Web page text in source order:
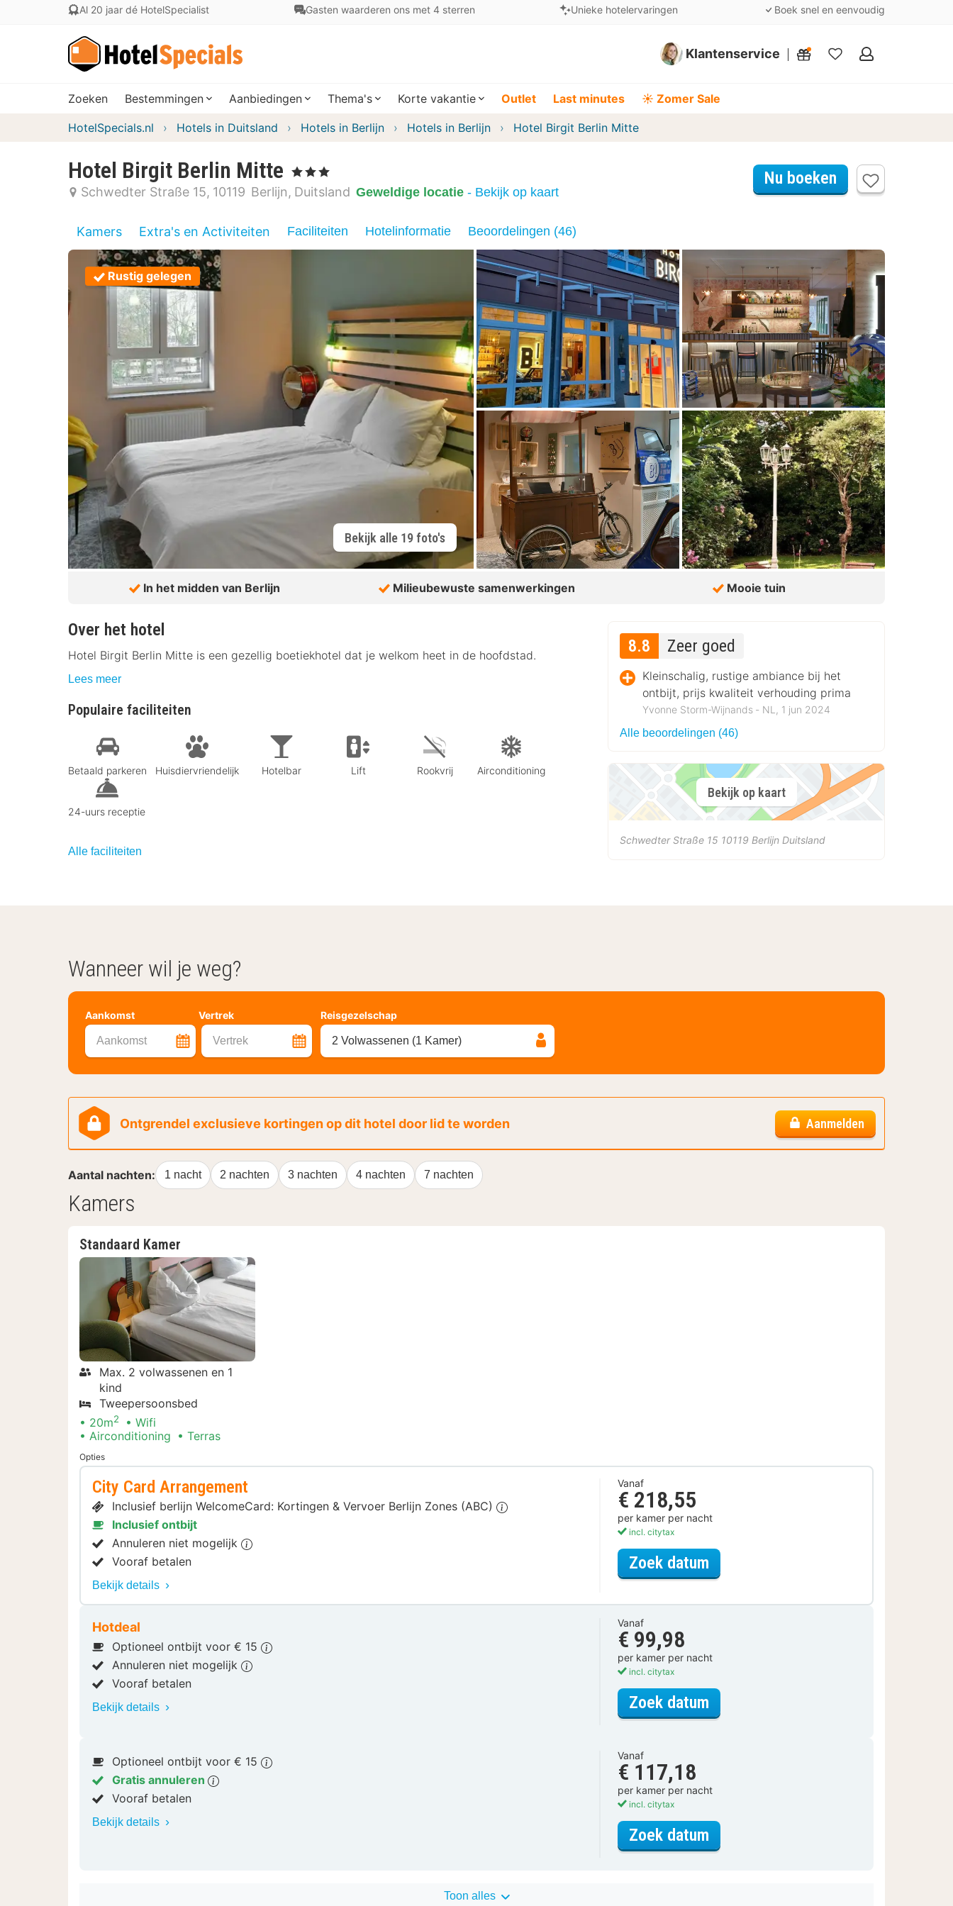
Al 20 jaar dé HotelSpecialist Gasten waarderen ons met 4 sterren Unieke hotelervaringen Boek snel en eenvoudig
Klantenservice
Mijn
Zoeken Bestemmingen Aanbiedingen Thema's Korte vakantie Outlet Last minutes ☀️ Zomer Sale
HotelSpecials.nl Hotels in Duitsland Hotels in Berlijn Hotels in Berlijn Hotel Birgit Berlin Mitte
Hotel Birgit Berlin Mitte , 3 Sterren
Schwedter Straße 15 10119 Berlijn Duitsland Geweldige locatie - Bekijk op kaart
Nu boeken
Kamers Extra's en Activiteiten Faciliteiten Hotelinformatie Beoordelingen (46)
Rustig gelegen
Bekijk alle 19 foto's
In het midden van Berlijn Milieubewuste samenwerkingen Mooie tuin
Over het hotel
Hotel Birgit Berlin Mitte is een gezellig boetiekhotel dat je welkom heet in de hoofdstad.
Lees meer
Populaire faciliteiten
Betaald parkeren Huisdiervriendelijk Hotelbar Lift Rookvrij Airconditioning
24-uurs receptie
Alle faciliteiten
8.8 Zeer goed
Kleinschalig, rustige ambiance bij het
ontbijt, prijs kwaliteit verhouding prima
Yvonne Storm-Wijnands ‐ NL, 1 jun 2024
Alle beoordelingen (46)
Bekijk op kaart
Schwedter Straße 15 10119 Berlijn Duitsland
Wanneer wil je weg?
Aankomst Vertrek
Aankomst Vertrek
Reisgezelschap
2 Volwassenen (1 Kamer)
Ontgrendel exclusieve kortingen op dit hotel door lid te worden Aanmelden
Aantal nachten: 1 nacht 2 nachten 3 nachten 4 nachten 7 nachten
Kamers
Standaard Kamer
Max. 2 volwassenen en 1
kind
Tweepersoonsbed
20m2
Wifi
Airconditioning
Terras
Opties
City Card Arrangement
Inclusief berlijn WelcomeCard: Kortingen & Vervoer Berlijn Zones (ABC)
Inclusief ontbijt
Annuleren niet mogelijk
Vooraf betalen
Bekijk details
Vanaf
€ 218,55
per kamer per nacht
incl. citytax
Zoek datum
Hotdeal
Optioneel ontbijt voor € 15
Annuleren niet mogelijk
Vooraf betalen
Bekijk details
Vanaf
€ 99,98
per kamer per nacht
incl. citytax
Zoek datum
Optioneel ontbijt voor € 15
Gratis annuleren
Vooraf betalen
Bekijk details
Vanaf
€ 117,18
per kamer per nacht
incl. citytax
Zoek datum
Toon alles